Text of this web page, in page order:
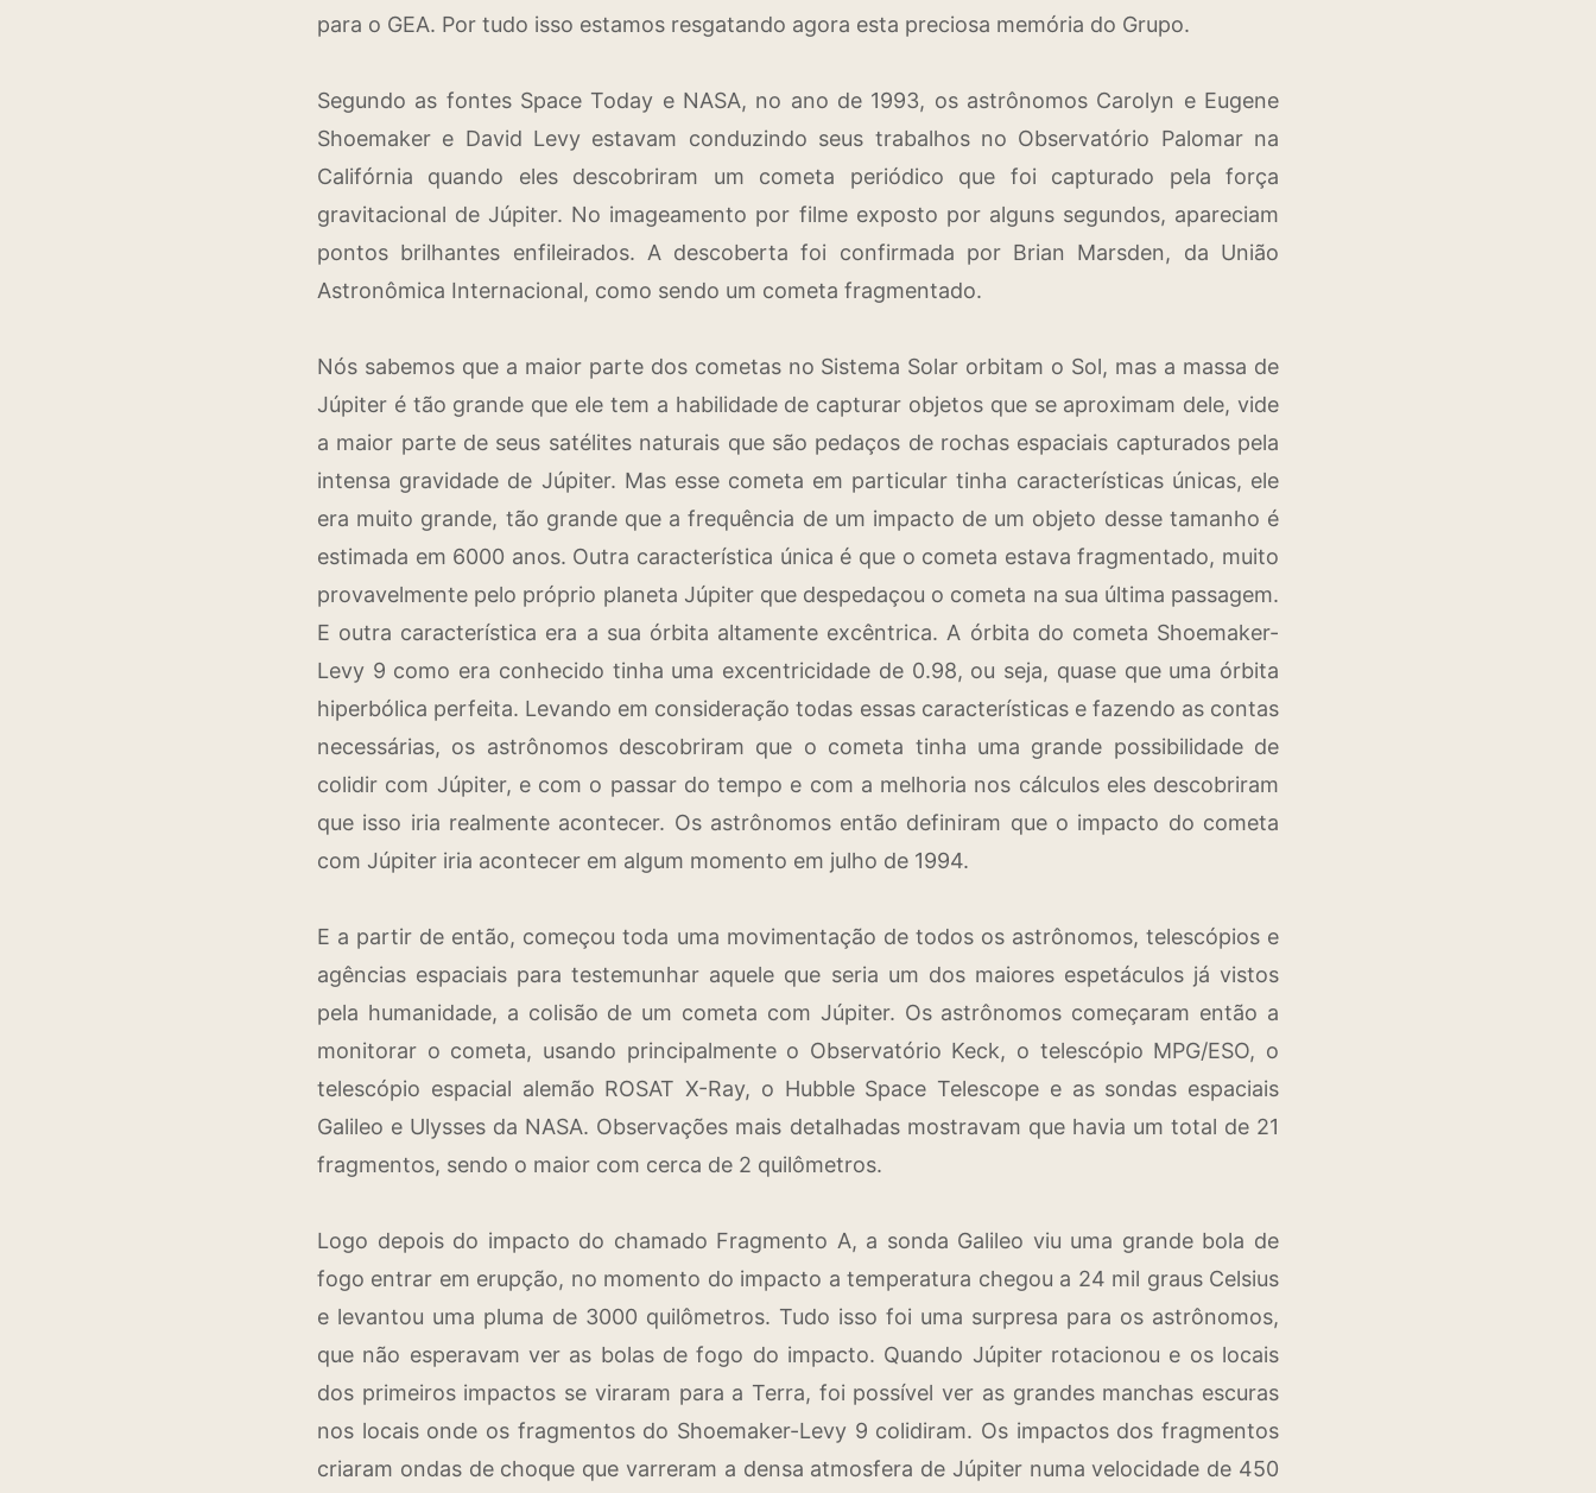
para o GEA. Por tudo isso estamos resgatando agora esta preciosa memória do Grupo.
Segundo as fontes Space Today e NASA, no ano de 1993, os astrônomos Carolyn e Eugene
Shoemaker e David Levy estavam conduzindo seus trabalhos no Observatório Palomar na
Califórnia quando eles descobriram um cometa periódico que foi capturado pela força
gravitacional de Júpiter. No imageamento por filme exposto por alguns segundos, apareciam
pontos brilhantes enfileirados. A descoberta foi confirmada por Brian Marsden, da União
Astronômica Internacional, como sendo um cometa fragmentado.
Nós sabemos que a maior parte dos cometas no Sistema Solar orbitam o Sol, mas a massa de
Júpiter é tão grande que ele tem a habilidade de capturar objetos que se aproximam dele, vide
a maior parte de seus satélites naturais que são pedaços de rochas espaciais capturados pela
intensa gravidade de Júpiter. Mas esse cometa em particular tinha características únicas, ele
era muito grande, tão grande que a frequência de um impacto de um objeto desse tamanho é
estimada em 6000 anos. Outra característica única é que o cometa estava fragmentado, muito
provavelmente pelo próprio planeta Júpiter que despedaçou o cometa na sua última passagem.
E outra característica era a sua órbita altamente excêntrica. A órbita do cometa Shoemaker-
Levy 9 como era conhecido tinha uma excentricidade de 0.98, ou seja, quase que uma órbita
hiperbólica perfeita. Levando em consideração todas essas características e fazendo as contas
necessárias, os astrônomos descobriram que o cometa tinha uma grande possibilidade de
colidir com Júpiter, e com o passar do tempo e com a melhoria nos cálculos eles descobriram
que isso iria realmente acontecer. Os astrônomos então definiram que o impacto do cometa
com Júpiter iria acontecer em algum momento em julho de 1994.
E a partir de então, começou toda uma movimentação de todos os astrônomos, telescópios e
agências espaciais para testemunhar aquele que seria um dos maiores espetáculos já vistos
pela humanidade, a colisão de um cometa com Júpiter. Os astrônomos começaram então a
monitorar o cometa, usando principalmente o Observatório Keck, o telescópio MPG/ESO, o
telescópio espacial alemão ROSAT X-Ray, o Hubble Space Telescope e as sondas espaciais
Galileo e Ulysses da NASA. Observações mais detalhadas mostravam que havia um total de 21
fragmentos, sendo o maior com cerca de 2 quilômetros.
Logo depois do impacto do chamado Fragmento A, a sonda Galileo viu uma grande bola de
fogo entrar em erupção, no momento do impacto a temperatura chegou a 24 mil graus Celsius
e levantou uma pluma de 3000 quilômetros. Tudo isso foi uma surpresa para os astrônomos,
que não esperavam ver as bolas de fogo do impacto. Quando Júpiter rotacionou e os locais
dos primeiros impactos se viraram para a Terra, foi possível ver as grandes manchas escuras
nos locais onde os fragmentos do Shoemaker-Levy 9 colidiram. Os impactos dos fragmentos
criaram ondas de choque que varreram a densa atmosfera de Júpiter numa velocidade de 450